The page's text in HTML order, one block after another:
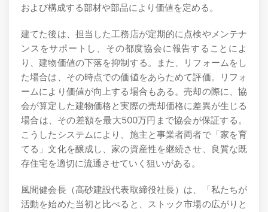
および構成する部材や部品により価値を定める。
建てた後は、担当した工務店が定期的に点検やメンテナ
ンスをサポートし、その都度協会に報告することによ
り、建物価値の下落を抑制する。また、リフォームをし
た場合は、その時点での価値をあらためて評価。リフォ
ームにより価値が向上する場合もある。売却の際に、協
会が算定した建物価格と実際の売却価格に差異が生じる
場合は、その差額を最大500万円まで協会が保証する。
こうしたシステムにより、施主と事業者両者で「家を育
てる」文化を醸成し、家の資産性を継続させ、良質な既
存住宅を適切に流通させていく狙いがある。
風間健会長（高砂建設代表取締役社長）は、「私たちが
活動を始めた当初と比べると、ストック市場の広がりと